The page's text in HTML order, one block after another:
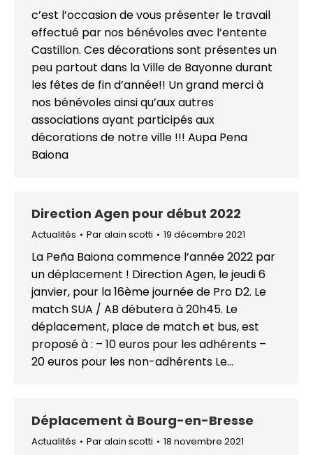
c’est l’occasion de vous présenter le travail
effectué par nos bénévoles avec l’entente
Castillon. Ces décorations sont présentes un
peu partout dans la Ville de Bayonne durant
les fêtes de fin d’année!! Un grand merci à
nos bénévoles ainsi qu’aux autres
associations ayant participés aux
décorations de notre ville !!! Aupa Pena
Baiona
Direction Agen pour début 2022
Actualités Paralain scotti 19 décembre 2021
La Peña Baiona commence l’année 2022 par
un déplacement ! Direction Agen, le jeudi 6
janvier, pour la 16ème journée de Pro D2. Le
match SUA / AB débutera à 20h45. Le
déplacement, place de match et bus, est
proposé à : – 10 euros pour les adhérents –
20 euros pour les non-adhérents Le…
Déplacement à Bourg-en-Bresse
Actualités Paralain scotti 18 novembre 2021